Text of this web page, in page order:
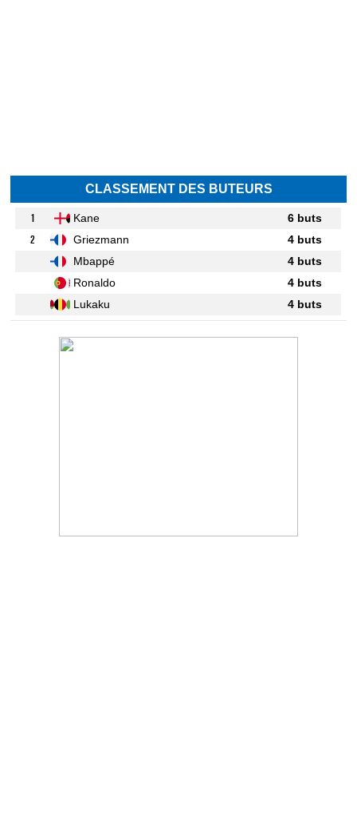
CLASSEMENT DES BUTEURS
1 Kane
6 buts
2
Griezmann
4 buts
Mbappé
4 buts
Ronaldo
4 buts
Lukaku
4 buts